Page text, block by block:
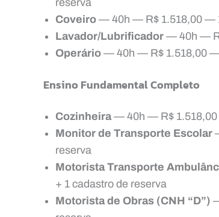
Coveiro — 40h — R$ 1.518,00 —
Lavador/Lubrificador — 40h —
Operário — 40h — R$ 1.518,00 —
Ensino Fundamental Completo
Cozinheira— 40h — R$ 1.518,00
Monitor de Transporte Escolar
reserva
Motorista Transporte
+ 1 cadastro de reserva
Motorista de Obras (CNH “D”)